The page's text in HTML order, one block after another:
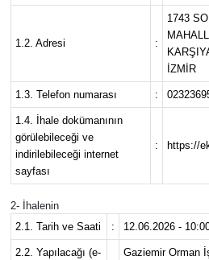
1.2. Adresi :
1743
İZMİR
1.3. Telefon numarası :
1.4. İhale dokümanının
görülebileceği ve
indirilebileceği internet
sayfası
: https://
2- İhalenin
2.1. Tarih ve Saati
: 12.06.2026 -
2.2. Yapılacağı (e-
Gaziemir Orman
Resmi Reklam
YAŞAM